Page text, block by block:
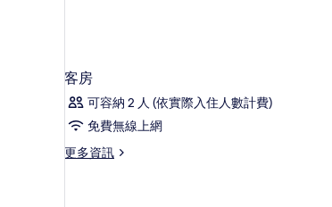
客房
可容納 2 人 (依實際入住人數計費)
免費無線上網
更多資訊
更